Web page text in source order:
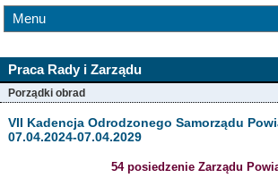
Praca Rady i Zarządu
Porządki obrad
VII Kadencja Odrodzonego Samorządu
07.04.2024-07.04.2029
54 posiedzenie Zarządu